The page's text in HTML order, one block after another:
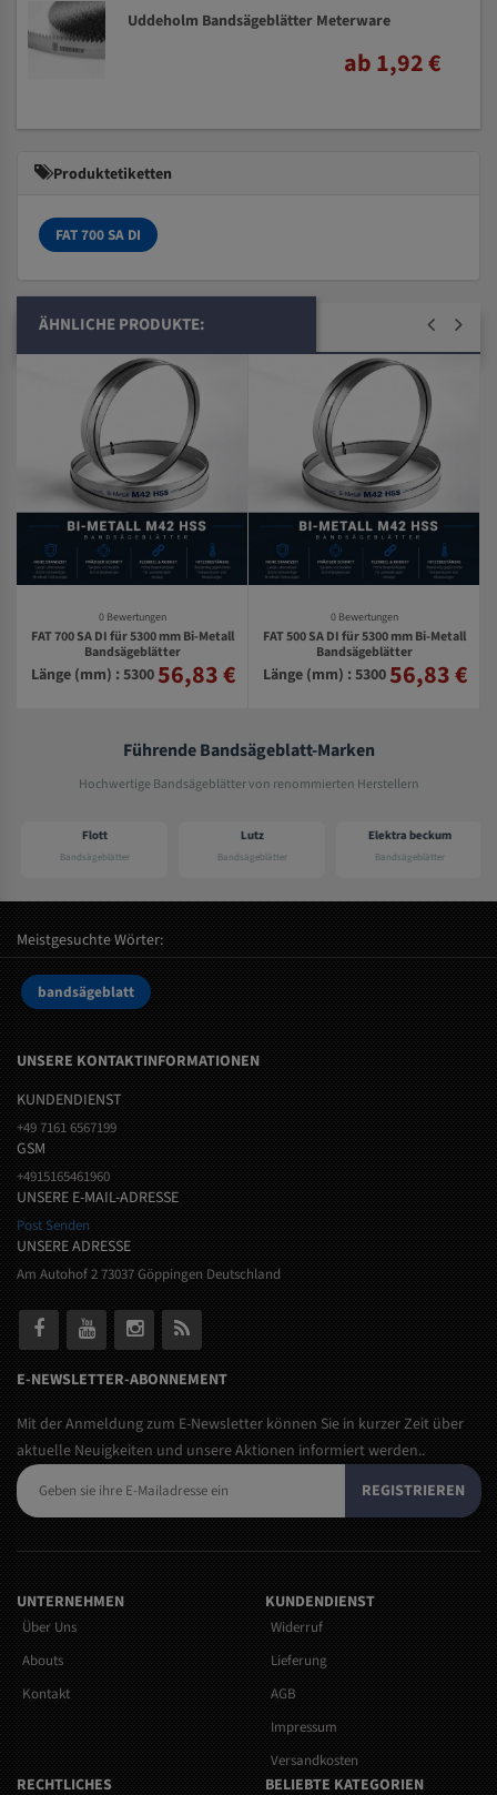
Uddeholm Bandsägeblätter Meterware
ab 1,92 €
Produktetiketten
FAT 700 SA DI
ÄHNLICHE PRODUKTE:
0 Bewertungen
FAT 700 SA DI für 5300 mm Bi-Metall
Bandsägeblätter
Länge (mm) : 530056,83 €
0 Bewertungen
FAT 500 SA DI für 5300 mm Bi-Metall
Bandsägeblätter
Länge (mm) : 530056,83 €
Führende Bandsägeblatt-Marken
Hochwertige Bandsägeblätter von renommierten Herstellern
Flott
Bandsägeblätter
Lutz
Bandsägeblätter
Elektra beckum
Bandsägeblätter
Meistgesuchte Wörter:
bandsägeblatt
UNSERE KONTAKTINFORMATIONEN
KUNDENDIENST
+49 7161 6567199
GSM
+4915165461960
UNSERE E-MAIL-ADRESSE
Post Senden
UNSERE ADRESSE
Am Autohof 2 73037 Göppingen Deutschland
E-NEWSLETTER-ABONNEMENT
Mit der Anmeldung zum E-Newsletter können Sie in kurzer Zeit über
aktuelle Neuigkeiten und unsere Aktionen informiert werden..
REGISTRIEREN
UNTERNEHMEN
Über Uns
Abouts
Kontakt
KUNDENDIENST
Widerruf
Lieferung
AGB
Impressum
Versandkosten
RECHTLICHES BELIEBTE KATEGORIEN